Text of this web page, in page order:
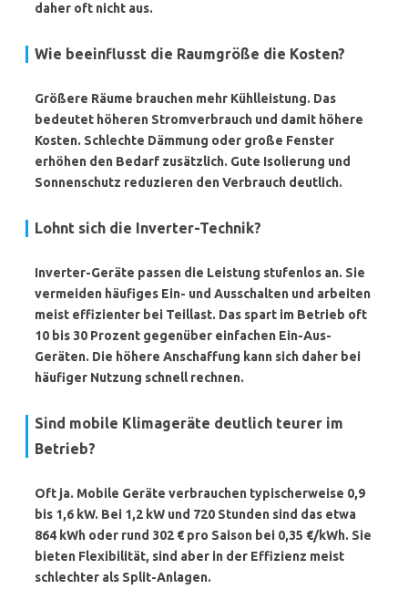
daher oft nicht aus.
Wie beeinflusst die Raumgröße die Kosten?
Größere Räume brauchen mehr Kühlleistung. Das
bedeutet höheren Stromverbrauch und damit höhere
Kosten. Schlechte Dämmung oder große Fenster
erhöhen den Bedarf zusätzlich. Gute Isolierung und
Sonnenschutz reduzieren den Verbrauch deutlich.
Lohnt sich die Inverter-Technik?
Inverter-Geräte passen die Leistung stufenlos an. Sie
vermeiden häufiges Ein- und Ausschalten und arbeiten
meist effizienter bei Teillast. Das spart im Betrieb oft
10 bis 30 Prozent gegenüber einfachen Ein-Aus-
Geräten. Die höhere Anschaffung kann sich daher bei
häufiger Nutzung schnell rechnen.
Sind mobile Klimageräte deutlich teurer im
Betrieb?
Oft ja. Mobile Geräte verbrauchen typischerweise 0,9
bis 1,6 kW. Bei 1,2 kW und 720 Stunden sind das etwa
864 kWh oder rund 302 € pro Saison bei 0,35 €/kWh. Sie
bieten Flexibilität, sind aber in der Effizienz meist
schlechter als Split-Anlagen.